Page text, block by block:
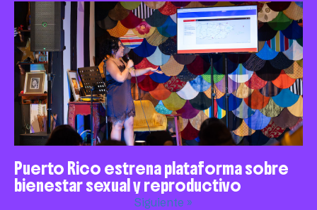
Puerto Rico estrena plataforma sobre
bienestar sexual y reproductivo
Siguiente »